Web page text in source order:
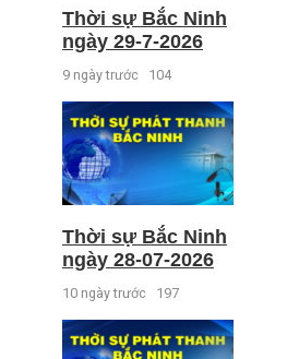
Thời sự Bắc Ninh
ngày 29-7-2026
9 ngày trước 104
Thời sự Bắc Ninh
ngày 28-07-2026
10 ngày trước 197